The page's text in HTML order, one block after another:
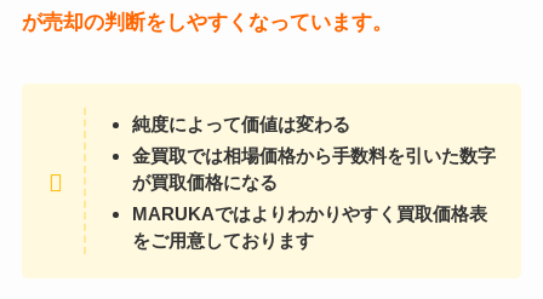
が売却の判断をしやすくなっています。
純度によって価値は変わる
金買取では相場価格から手数料を引いた数字
が買取価格になる
MARUKAではよりわかりやすく買取価格表
をご用意しております